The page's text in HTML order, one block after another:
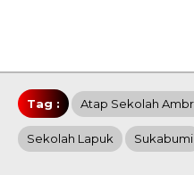
Tag : Atap Sekolah
Sekolah Lapuk Sukabumi